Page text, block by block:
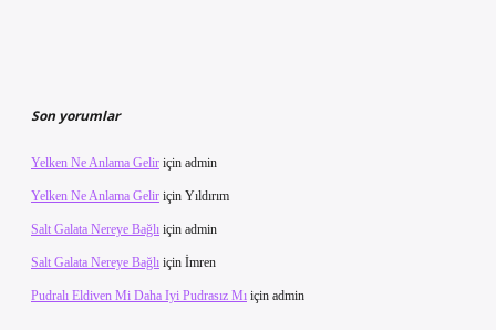
Son yorumlar
Yelken Ne Anlama Gelir için admin
Yelken Ne Anlama Gelir için Yıldırım
Salt Galata Nereye Bağlı için admin
Salt Galata Nereye Bağlı için İmren
Pudralı Eldiven Mi Daha Iyi Pudrasız Mı için admin